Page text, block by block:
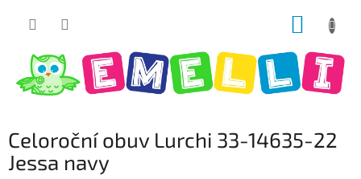
Celoroční obuv Lurchi 33-14635-22
Jessa navy